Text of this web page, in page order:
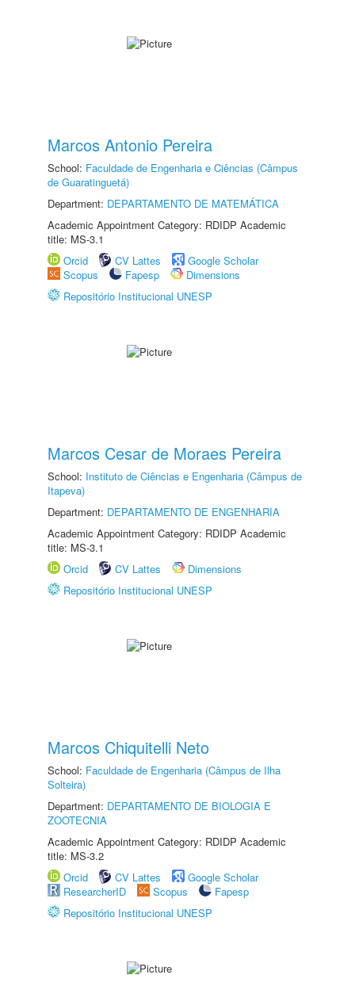
Marcos Antonio Pereira
School: Faculdade de Engenharia e Ciências (Câmpus
de Guaratinguetá)
Department: DEPARTAMENTO DE MATEMÁTICA
Academic Appointment Category: RDIDP Academic
title: MS-3.1
Orcid
CV Lattes
Google Scholar
Scopus
Fapesp
Dimensions
Repositório Institucional UNESP
Marcos Cesar de Moraes Pereira
School: Instituto de Ciências e Engenharia (Câmpus de
Itapeva)
Department: DEPARTAMENTO DE ENGENHARIA
Academic Appointment Category: RDIDP Academic
title: MS-3.1
Orcid
CV Lattes
Dimensions
Repositório Institucional UNESP
Marcos Chiquitelli Neto
School: Faculdade de Engenharia (Câmpus de Ilha
Solteira)
Department: DEPARTAMENTO DE BIOLOGIA E
ZOOTECNIA
Academic Appointment Category: RDIDP Academic
title: MS-3.2
Orcid
CV Lattes
Google Scholar
ResearcherID
Scopus
Fapesp
Repositório Institucional UNESP